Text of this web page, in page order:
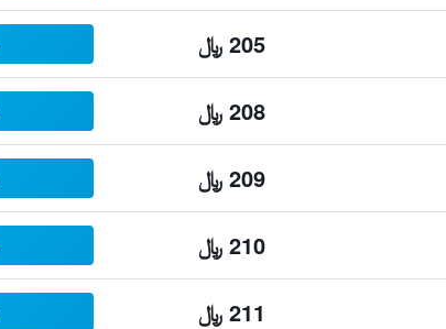
205 ﷼
208 ﷼
209 ﷼
210 ﷼
211 ﷼